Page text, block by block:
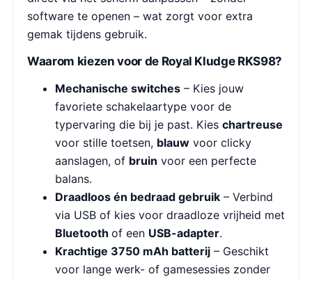
software te openen – wat zorgt voor extra
gemak tijdens gebruik.
Waarom kiezen voor de Royal Kludge RKS98?
Mechanische switches – Kies jouw
favoriete schakelaartype voor de
typervaring die bij je past. Kies chartreuse
voor stille toetsen, blauw voor clicky
aanslagen, of bruin voor een perfecte
balans.
Draadloos én bedraad gebruik – Verbind
via USB of kies voor draadloze vrijheid met
Bluetooth of een USB-adapter.
Krachtige 3750 mAh batterij – Geschikt
voor lange werk- of gamesessies zonder